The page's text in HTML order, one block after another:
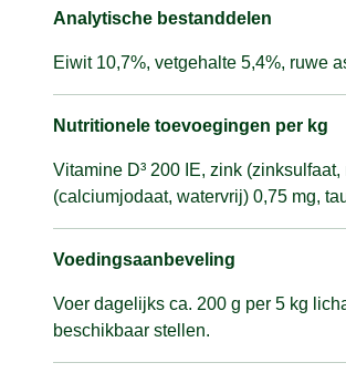
Analytische bestanddelen
Eiwit 10,7%, vetgehalte 5,4%, ruwe
Nutritionele toevoegingen per kg
Vitamine D³ 200 IE, zink
(calciumjodaat, watervrij) 0,75 mg,
Voedingsaanbeveling
Voer dagelijks ca. 200 g per 5 kg
beschikbaar stellen.